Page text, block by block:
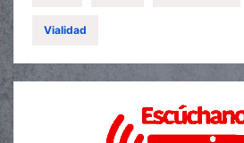
Vialidad